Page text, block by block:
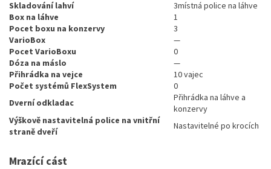
Skladování lahví
3místná police na láhve
Box na láhve
1
Pocet boxu na konzervy
3
VarioBox
—
Pocet VarioBoxu
0
Dóza na máslo
—
Přihrádka na vejce
10 vajec
Počet systémů FlexSystem
0
Dverní odkladac
Přihrádka na láhve a
konzervy
Výškově nastavitelná police na vnitřní
straně dveří
Nastavitelné po krocích
Mrazící cást